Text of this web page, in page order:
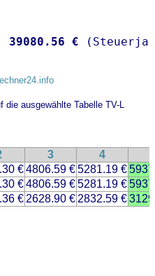
39080.56 €
die ausgewählte Tabelle TV-L
3 4
€4806.59 €5281.19 €
€4806.59 €5281.19 €
€ 2628.90 € 2832.59 €